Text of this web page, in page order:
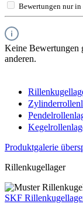
Bewertungen nur in
Keine Bewertungen
anderen.
Produktgalerie
Rillenkugellager
SKF